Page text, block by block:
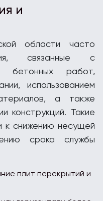
и
области часто
связанные с
бетонных работ,
использованием
а также
конструкций. Такие
к снижению несущей
срока службы
плит перекрытий и